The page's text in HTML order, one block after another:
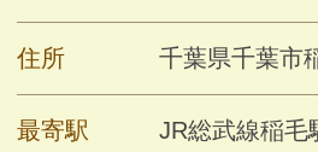
住所 千葉県千葉市
最寄駅
JR総武線稲毛